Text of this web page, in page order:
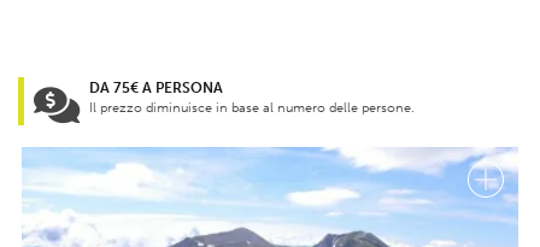
DA 75€ A PERSONA
Il prezzo diminuisce in base al numero delle persone.